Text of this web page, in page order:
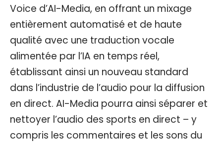
Voice d’AI-Media, en offrant un mixage
entièrement automatisé et de haute
qualité avec une traduction vocale
alimentée par l’IA en temps réel,
établissant ainsi un nouveau standard
dans l’industrie de l’audio pour la diffusion
en direct. AI-Media pourra ainsi séparer et
nettoyer l’audio des sports en direct – y
compris les commentaires et les sons du